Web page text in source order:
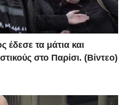
τα μάτια και
στο Παρίσι. (Βίντεο)